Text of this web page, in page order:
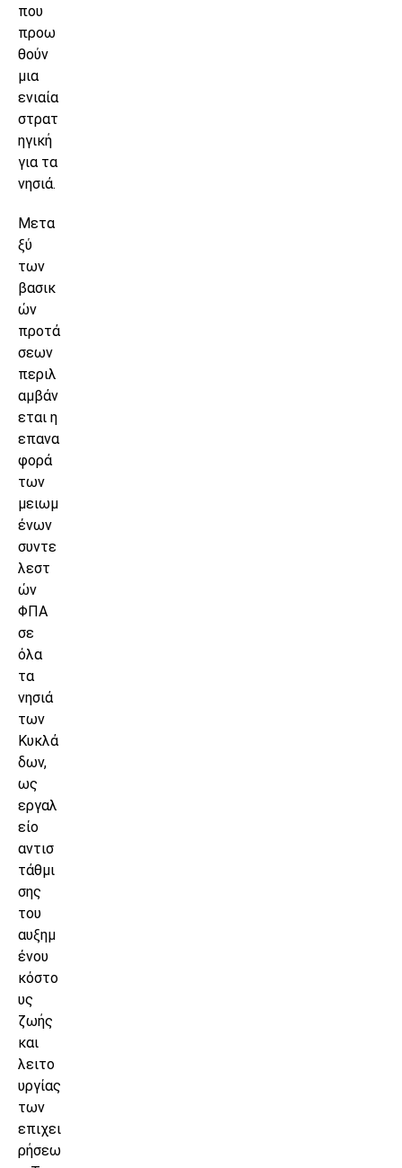
που
προω
θούν
μια
ενιαία
στρατ
ηγική
για τα
νησιά.
Μετα
ξύ
των
βασικ
ών
προτά
σεων
περιλ
αμβάν
εται η
επανα
φορά
των
μειωμ
ένων
συντε
λεστ
ών
ΦΠΑ
σε
όλα
τα
νησιά
των
Κυκλά
δων,
ως
εργαλ
είο
αντισ
τάθμι
σης
του
αυξημ
ένου
κόστο
υς
ζωής
και
λειτο
υργίας
των
επιχει
ρήσεω